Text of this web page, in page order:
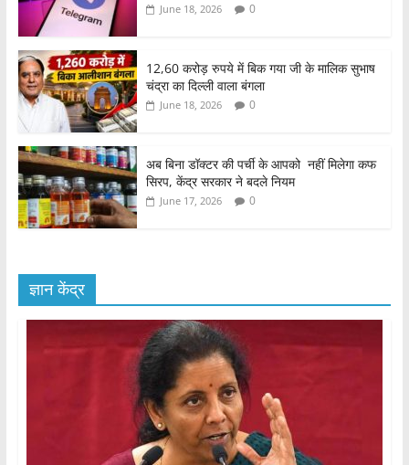
June 18, 2026 0
12,60 करोड़ रुपये में बिक गया जी के मालिक सुभाष
चंद्रा का दिल्ली वाला बंगला
June 18, 2026 0
अब बिना डॉक्टर की पर्ची के आपको नहीं मिलेगा कफ
सिरप, केंद्र सरकार ने बदले नियम
June 17, 2026 0
ज्ञान केंद्र